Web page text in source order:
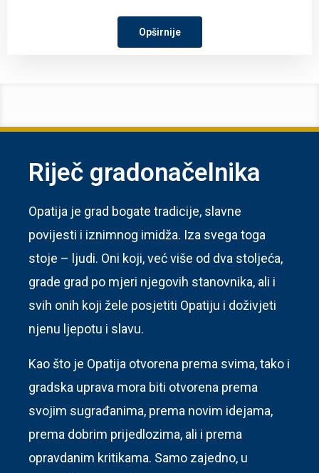
Opširnije
Riječ gradonačelnika
Opatija je grad bogate tradicije, slavne
povijesti i iznimnog imidža. Iza svega toga
stoje – ljudi. Oni koji, već više od dva stoljeća,
grade grad po mjeri njegovih stanovnika, ali i
svih onih koji žele posjetiti Opatiju i doživjeti
njenu ljepotu i slavu.
Kao što je Opatija otvorena prema svima, tako i
gradska uprava mora biti otvorena prema
svojim sugrađanima, prema novim idejama,
prema dobrim prijedlozima, ali i prema
opravdanim kritikama. Samo zajedno, u